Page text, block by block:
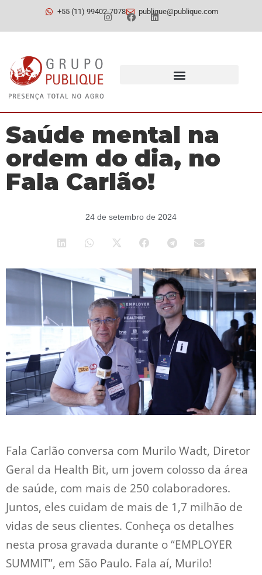
+55 (11) 99402-7078 publique@publique.com
Saúde mental na
ordem do dia, no
Fala Carlão!
24 de setembro de 2024
Fala Carlão conversa com Murilo Wadt, Diretor
Geral da Health Bit, um jovem colosso da área
de saúde, com mais de 250 colaboradores.
Juntos, eles cuidam de mais de 1,7 milhão de
vidas de seus clientes. Conheça os detalhes
nesta prosa gravada durante o “EMPLOYER
SUMMIT”, em São Paulo. Fala aí, Murilo!